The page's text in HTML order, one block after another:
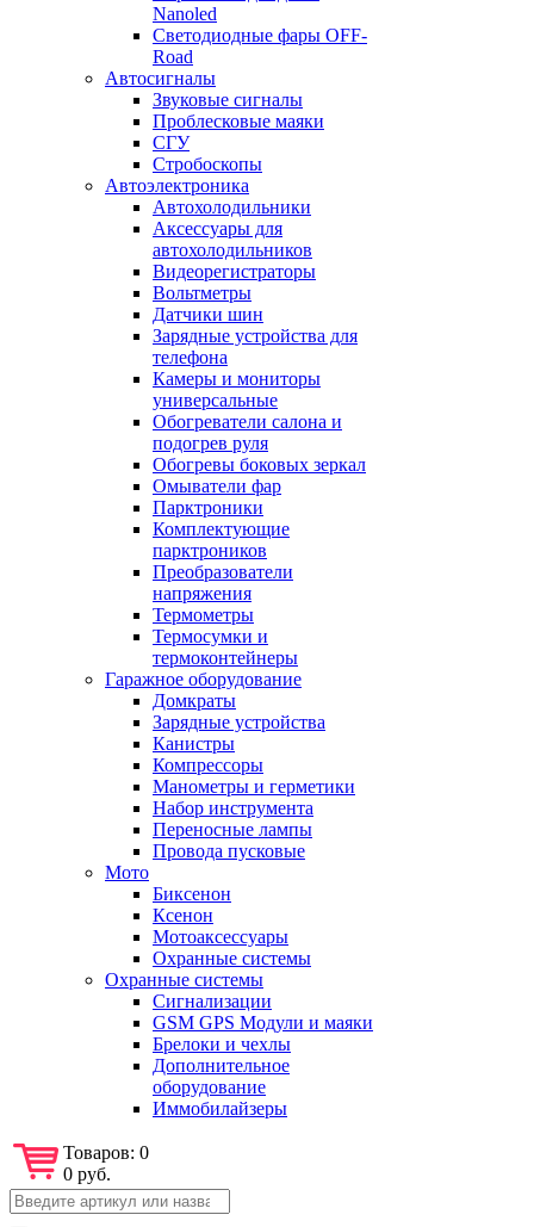
Nanoled
Светодиодные фары OFF-
Road
Автосигналы
Звуковые сигналы
Проблесковые маяки
СГУ
Стробоскопы
Автоэлектроника
Автохолодильники
Аксессуары для
автохолодильников
Видеорегистраторы
Вольтметры
Датчики шин
Зарядные устройства для
телефона
Камеры и мониторы
универсальные
Обогреватели салона и
подогрев руля
Обогревы боковых зеркал
Омыватели фар
Парктроники
Комплектующие
парктроников
Преобразователи
напряжения
Термометры
Термосумки и
термоконтейнеры
Гаражное оборудование
Домкраты
Зарядные устройства
Канистры
Компрессоры
Манометры и герметики
Набор инструмента
Переносные лампы
Провода пусковые
Мото
Биксенон
Ксенон
Мотоаксессуары
Охранные системы
Охранные системы
Сигнализации
GSM GPS Модули и маяки
Брелоки и чехлы
Дополнительное
оборудование
Иммобилайзеры
Товаров: 0
0 руб.